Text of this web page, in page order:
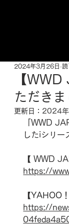
【
ただきま
2024年3月26日
更新日： 2024年
「WWD
したiシリ
【 WWD
https://
【YAHOO
https://